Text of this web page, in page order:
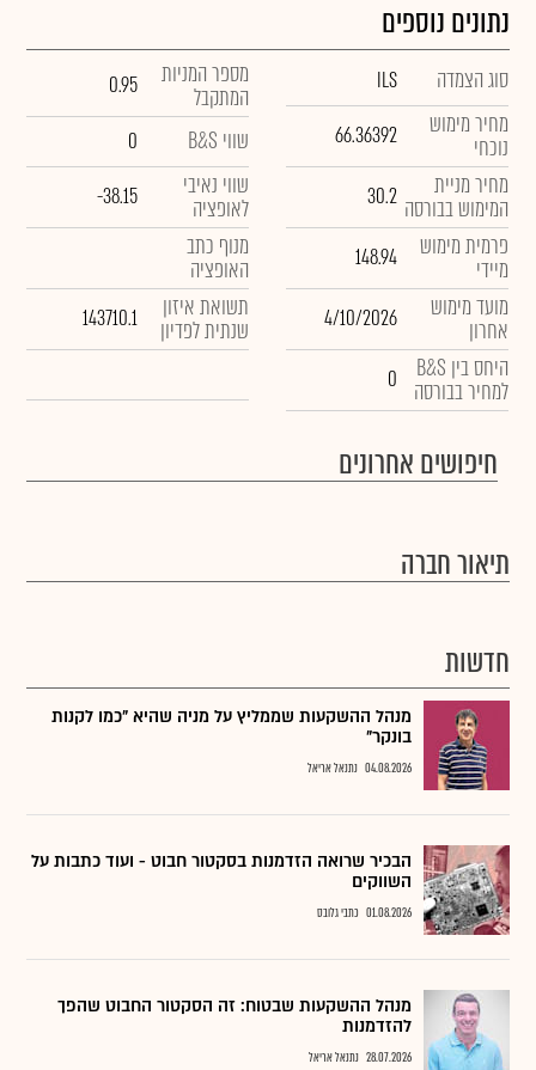
נתונים נוספים
סוג הצמדה ILS
מחיר מימוש
נוכחי 66.36392
מחיר מניית
המימוש בבורסה 30.2
פרמית מימוש
מיידי 148.94
מועד מימוש
אחרון 4/10/2026
היחס בין B&S
למחיר בבורסה 0
מספר המניות
המתקבל 0.95
שווי B&S 0
שווי נאיבי
לאופציה -38.15
מנוף כתב
האופציה
תשואת איזון
שנתית לפדיון 143710.1
חיפושים אחרונים
תיאור חברה
חדשות
מנהל ההשקעות שממליץ על מניה שהיא "כמו לקנות
בונקר"
04.08.2026 נתנאל אריאל
הבכיר שרואה הזדמנות בסקטור חבוט - ועוד כתבות על
השווקים
01.08.2026 כתבי גלובס
מנהל ההשקעות שבטוח: זה הסקטור החבוט שהפך
להזדמנות
28.07.2026 נתנאל אריאל